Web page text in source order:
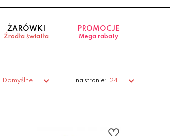
ŻARÓWKI
Źrodła światła
PROMOCJE
Mega rabaty
Domyślne na stronie: 24